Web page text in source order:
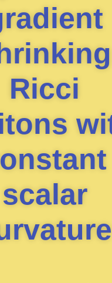
Ricci
scalar